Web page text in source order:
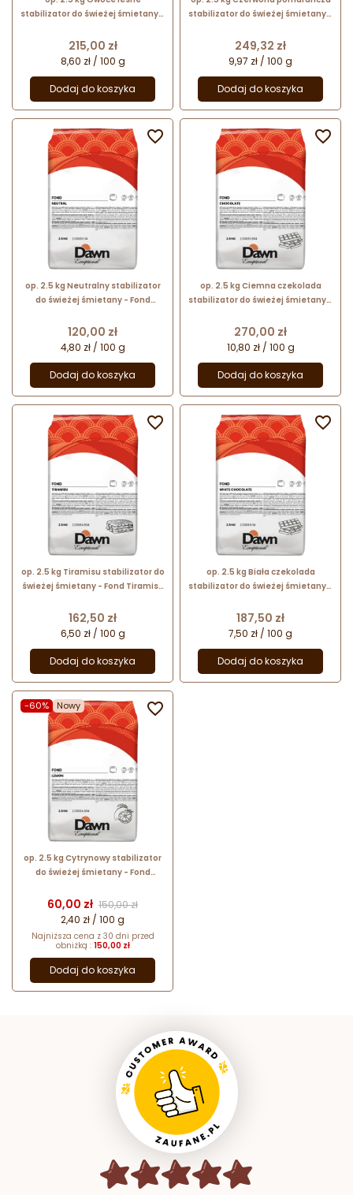
stabilizator do świeżej śmietany -
Exceptional - nr. kat. 2.03026.804
Cena
215,00 zł
8,60 zł / 100 g
Dodaj do koszyka
stabilizator do świeżej śmietany -
Exceptional - nr. kat. 2.03039.114
Cena
249,32 zł
9,97 zł / 100 g
Dodaj do koszyka
op. 2.5 kg Neutralny stabilizator
do świeżej śmietany - Fond
kat. 2.03030.114
Cena
120,00 zł
4,80 zł / 100 g
Dodaj do koszyka

op. 2.5 kg Ciemna czekolada
stabilizator do świeżej śmietany -
- nr. kat. 2.03035.804
Cena
270,00 zł
10,80 zł / 100 g
Dodaj do koszyka

op. 2.5 kg Tiramisu stabilizator do
świeżej śmietany - Fond Tiramisu
2.03584.804
Cena
162,50 zł
6,50 zł / 100 g
Dodaj do koszyka

op. 2.5 kg Biała czekolada
stabilizator do świeżej śmietany -
Exceptional - nr. kat. 2.03049.114
Cena
187,50 zł
7,50 zł / 100 g
Dodaj do koszyka

-60% Nowy
op. 2.5 kg Cytrynowy stabilizator
do świeżej śmietany - Fond
2.03034.804
Cena
60,00 zł Cena podstawowa
150,00 zł
2,40 zł / 100 g
Najniższa cena z 30 dni przed
obniżką : 150,00 zł
Dodaj do koszyka
